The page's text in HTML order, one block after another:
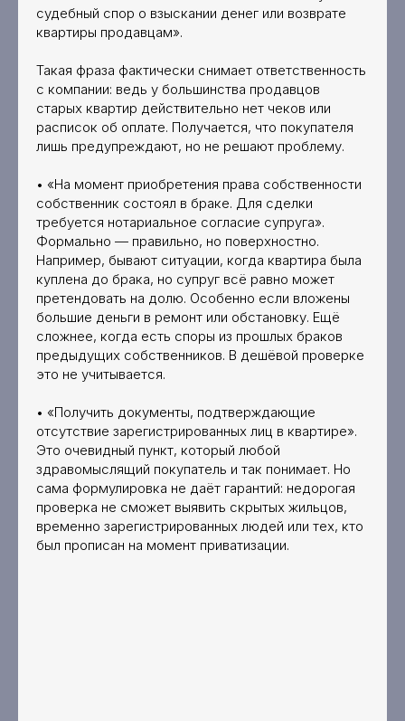
судебный спор о взыскании денег или возврате
квартиры продавцам».
Такая фраза фактически снимает ответственность
с компании: ведь у большинства продавцов
старых квартир действительно нет чеков или
расписок об оплате. Получается, что покупателя
лишь предупреждают, но не решают проблему.
• «На момент приобретения права собственности
собственник состоял в браке. Для сделки
требуется нотариальное согласие супруга».
Формально — правильно, но поверхностно.
Например, бывают ситуации, когда квартира была
куплена до брака, но супруг всё равно может
претендовать на долю. Особенно если вложены
большие деньги в ремонт или обстановку. Ещё
сложнее, когда есть споры из прошлых браков
предыдущих собственников. В дешёвой проверке
это не учитывается.
• «Получить документы, подтверждающие
отсутствие зарегистрированных лиц в квартире».
Это очевидный пункт, который любой
здравомыслящий покупатель и так понимает. Но
сама формулировка не даёт гарантий: недорогая
проверка не сможет выявить скрытых жильцов,
временно зарегистрированных людей или тех, кто
был прописан на момент приватизации.